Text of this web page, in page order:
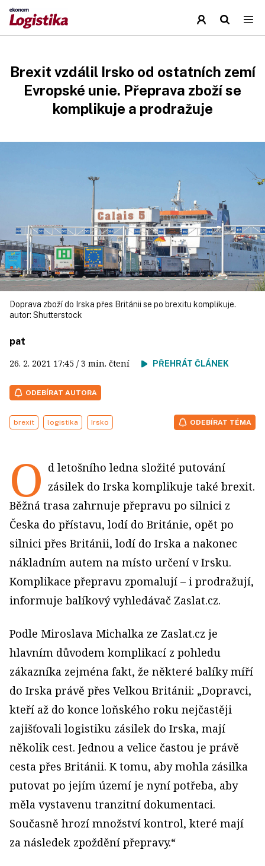
Brexit vzdálil Irsko od ostatních zemí
Evropské unie. Přeprava zboží se
komplikuje a prodražuje
Doprava zboží do Irska přes Británii se po brexitu komplikuje.
autor: Shutterstock
pat
26. 2. 2021 17:45 / 3 min. čtení PŘEHRÁT ČLÁNEK
ODEBÍRAT AUTORA
brexit logistika Irsko ODEBÍRAT TÉMA
O d letošního ledna složité putování
zásilek do Irska komplikuje také brexit.
Běžná trasa zahrnuje přepravu po silnici z
Česka do přístavu, lodí do Británie, opět po
silnici přes Británii, lodí do Irska a nakonec
nákladním autem na místo určení v Irsku.
Komplikace přepravu zpomalují – i prodražují,
informuje balíkový vyhledávač Zaslat.cz.
Podle Miroslava Michalka ze Zaslat.cz je
hlavním důvodem komplikací z pohledu
zákazníka zejména fakt, že některé balíky míří
do Irska právě přes Velkou Británii: „Dopravci,
kteří až do konce loňského roku nejčastěji
zajišťovali logistiku zásilek do Irska, mají
několik cest. Jednou a velice častou je právě
cesta přes Británii. K tomu, aby mohla zásilka
putovat po jejím území je nyní potřeba, aby
měla vystavenu tranzitní dokumentaci.
Současně hrozí množství kontrol, které mají
za následek zpoždění přepravy.“